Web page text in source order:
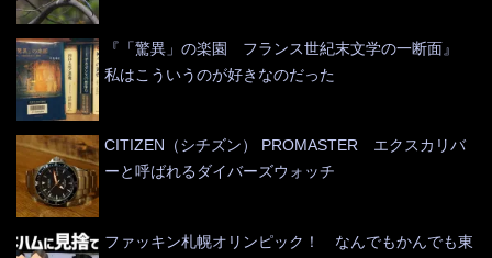
『「驚異」の楽園 フランス世紀末文学の一断面』
私はこういうのが好きなのだった
CITIZEN（シチズン） PROMASTER エクスカリバ
ーと呼ばれるダイバーズウォッチ
ファッキン札幌オリンピック！ なんでもかんでも東